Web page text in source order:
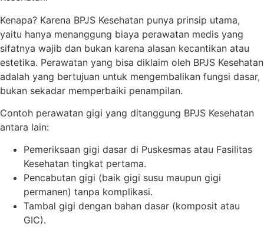
Kenapa? Karena BPJS Kesehatan punya prinsip utama,
yaitu hanya menanggung biaya perawatan medis yang
sifatnya wajib dan bukan karena alasan kecantikan atau
estetika. Perawatan yang bisa diklaim oleh BPJS Kesehatan
adalah yang bertujuan untuk mengembalikan fungsi dasar,
bukan sekadar memperbaiki penampilan.
Contoh perawatan gigi yang ditanggung BPJS Kesehatan
antara lain:
Pemeriksaan gigi dasar di Puskesmas atau Fasilitas
Kesehatan tingkat pertama.
Pencabutan gigi (baik gigi susu maupun gigi
permanen) tanpa komplikasi.
Tambal gigi dengan bahan dasar (komposit atau
GIC).